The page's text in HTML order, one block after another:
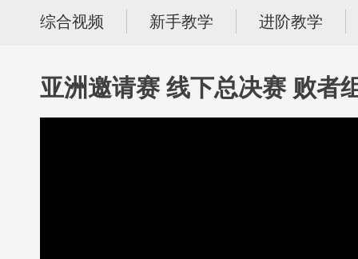
综合视频 新手教学 进阶教学
亚洲邀请赛 线下总决赛 败者